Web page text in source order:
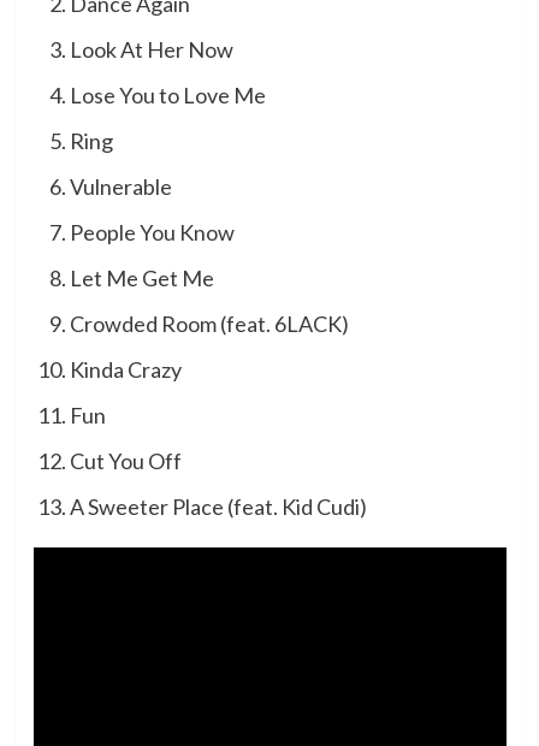
Look At Her Now
Lose You to Love Me
Ring
Vulnerable
People You Know
Let Me Get Me
Crowded Room (feat. 6LACK)
Kinda Crazy
Fun
Cut You Off
A Sweeter Place (feat. Kid Cudi)